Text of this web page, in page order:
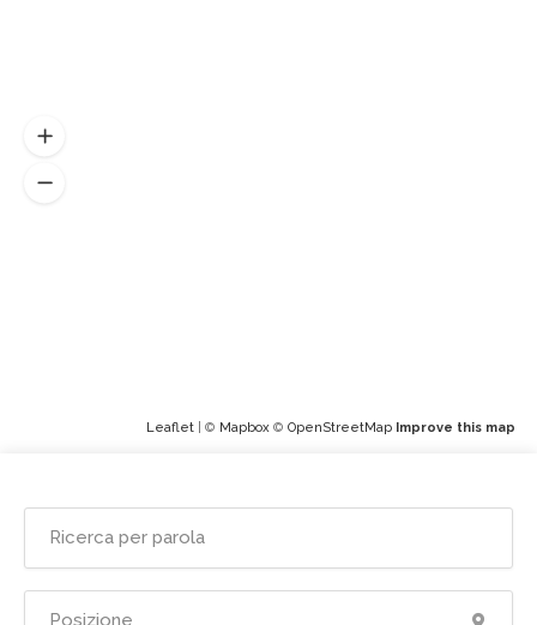
Leaflet | © Mapbox © OpenStreetMap Improve this map